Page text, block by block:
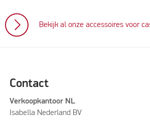
Bekijk al onze accessoires voor
Contact
Verkoopkantoor NL
Isabella Nederland BV